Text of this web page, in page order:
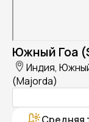
Южный Гоа
Индия,
(Majorda)